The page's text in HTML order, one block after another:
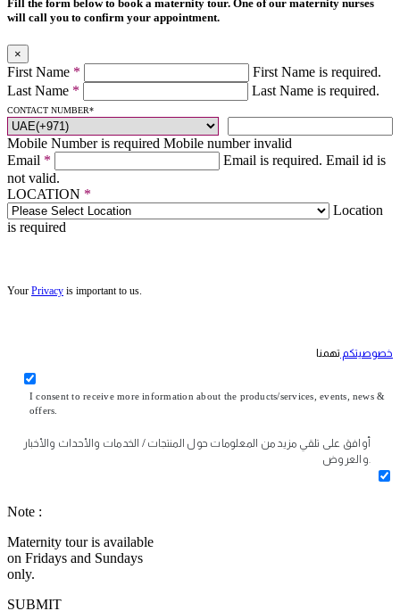
Fill the form below to book a maternity tour. One of our maternity nurses
will call you to confirm your appointment.
×
First Name *
First Name is required.
Last Name * Last Name is required.
CONTACT NUMBER*
Mobile Number is required Mobile number invalid
Email * Email is required. Email id is
not valid.
LOCATION *
Location
is required
Your Privacy is important to us.
خصوصيتكم تهمنا
I consent to receive more information about the products/services, events, news &
offers.
أوافق على تلقي مزيد من المعلومات حول المنتجات / الخدمات والأحداث والأخبار
والعروض.
Note :
Maternity tour is available
on Fridays and Sundays
only.
SUBMIT